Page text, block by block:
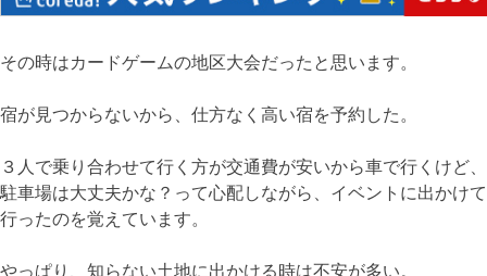
その時はカードゲームの地区大会だったと思います。
宿が見つからないから、仕方なく高い宿を予約した。
３人で乗り合わせて行く方が交通費が安いから車で行くけど、
駐車場は大丈夫かな？って心配しながら、イベントに出かけて
行ったのを覚えています。
やっぱり、知らない土地に出かける時は不安が多い。